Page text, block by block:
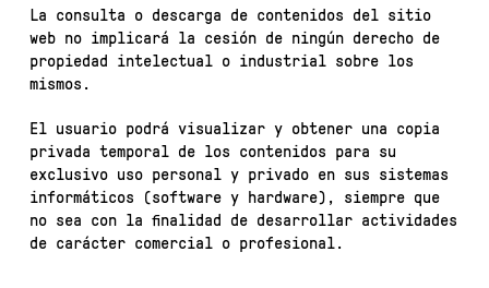
La consulta o descarga de contenidos del sitio
web no implicará la cesión de ningún derecho de
propiedad intelectual o industrial sobre los
mismos.
El usuario podrá visualizar y obtener una copia
privada temporal de los contenidos para su
exclusivo uso personal y privado en sus sistemas
informáticos (software y hardware), siempre que
no sea con la finalidad de desarrollar actividades
de carácter comercial o profesional.